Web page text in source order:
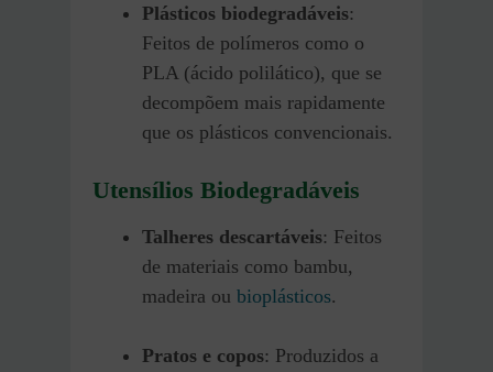
Plásticos biodegradáveis:
Feitos de polímeros como o
PLA (ácido polilático), que se
decompõem mais rapidamente
que os plásticos convencionais.
Utensílios Biodegradáveis
Talheres descartáveis: Feitos
de materiais como bambu,
madeira ou bioplásticos.
Pratos e copos: Produzidos a